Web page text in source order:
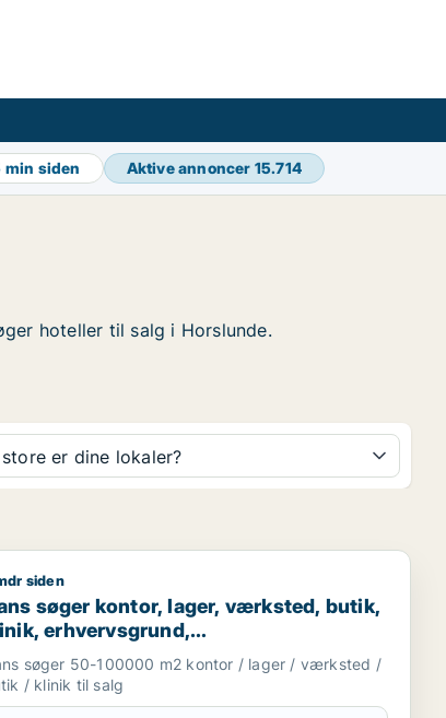
min siden Aktive annoncer 15.714
hoteller til salg i Horslunde.
er dine lokaler?
hotel eller
søger kontor, lager, værksted, butik, klinik,
siden
søger kontor, lager, værksted, butik,
erhvervsgrund,
hotel,
eller garage til salg i
Sjælland
søger 50-100000 m2 kontor / lager / værksted /
/ klinik til salg